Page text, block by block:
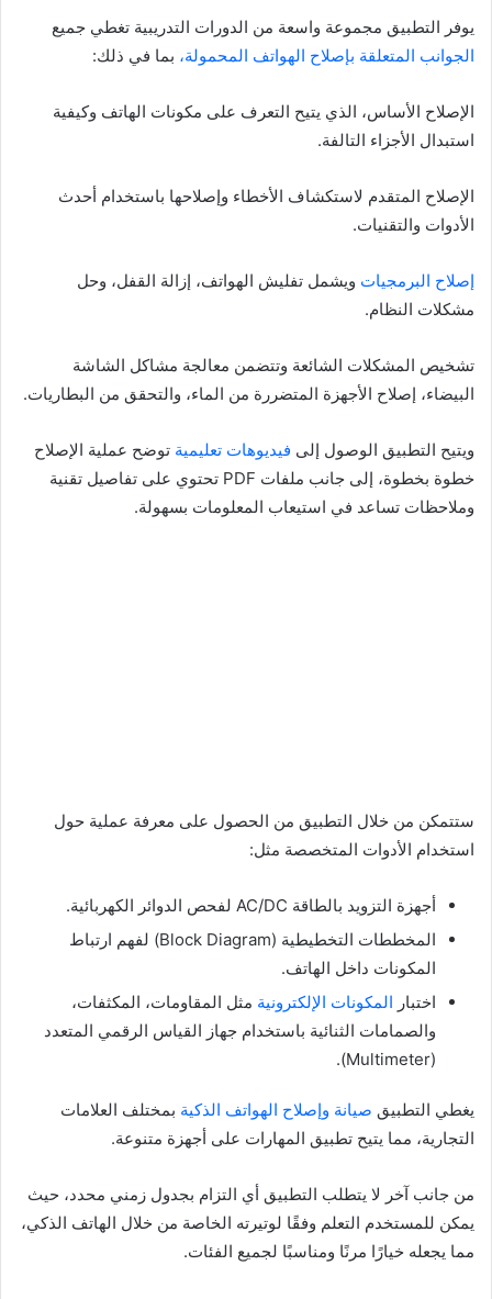
يوفر التطبيق مجموعة واسعة من الدورات التدريبية تغطي جميع
الجوانب المتعلقة بإصلاح الهواتف المحمولة، بما في ذلك:
الإصلاح الأساس، الذي يتيح التعرف على مكونات الهاتف وكيفية
استبدال الأجزاء التالفة.
الإصلاح المتقدم لاستكشاف الأخطاء وإصلاحها باستخدام أحدث
الأدوات والتقنيات.
إصلاح البرمجيات ويشمل تفليش الهواتف، إزالة القفل، وحل
مشكلات النظام.
تشخيص المشكلات الشائعة وتتضمن معالجة مشاكل الشاشة
البيضاء، إصلاح الأجهزة المتضررة من الماء، والتحقق من البطاريات.
ويتيح التطبيق الوصول إلى فيديوهات تعليمية توضح عملية الإصلاح
خطوة بخطوة، إلى جانب ملفات PDF تحتوي على تفاصيل تقنية
وملاحظات تساعد في استيعاب المعلومات بسهولة.
ستتمكن من خلال التطبيق من الحصول على معرفة عملية حول
استخدام الأدوات المتخصصة مثل:
أجهزة التزويد بالطاقة AC/DC لفحص الدوائر الكهربائية.
المخططات التخطيطية (Block Diagram) لفهم ارتباط
المكونات داخل الهاتف.
اختبار المكونات الإلكترونية مثل المقاومات، المكثفات،
والصمامات الثنائية باستخدام جهاز القياس الرقمي المتعدد
(Multimeter).
يغطي التطبيق صيانة وإصلاح الهواتف الذكية بمختلف العلامات
التجارية، مما يتيح تطبيق المهارات على أجهزة متنوعة.
من جانب آخر لا يتطلب التطبيق أي التزام بجدول زمني محدد، حيث
يمكن للمستخدم التعلم وفقًا لوتيرته الخاصة من خلال الهاتف الذكي،
مما يجعله خيارًا مرنًا ومناسبًا لجميع الفئات.